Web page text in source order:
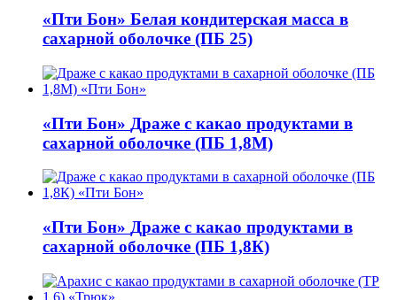
«Пти Бон» Белая кондитерская масса в
сахарной оболочке (ПБ 25)
«Пти Бон» Драже с какао продуктами в
сахарной оболочке (ПБ 1,8М)
«Пти Бон» Драже с какао продуктами в
сахарной оболочке (ПБ 1,8К)